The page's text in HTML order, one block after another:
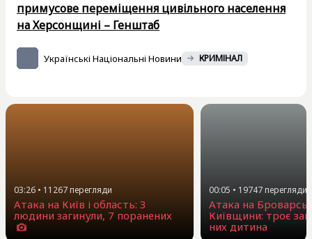
примусове переміщення цивільного населення
на Херсонщині – Генштаб
Українські Національні Новини КРИМІНАЛ
03:26 • 11267перегляди
Атака на Київ і область: 3
людини загинули, 7 поранених
00:05 • 19747 перегляди
Атака на
Київщини: троє
них дитина